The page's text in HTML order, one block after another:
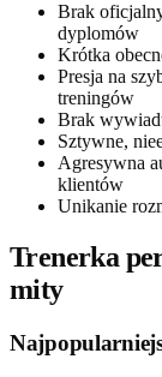
Brak
dyplomów
Krótka
Presja na
treningów
Brak
Sztywne,
Agresywna
klientów
Unikanie
Trenerka
mity